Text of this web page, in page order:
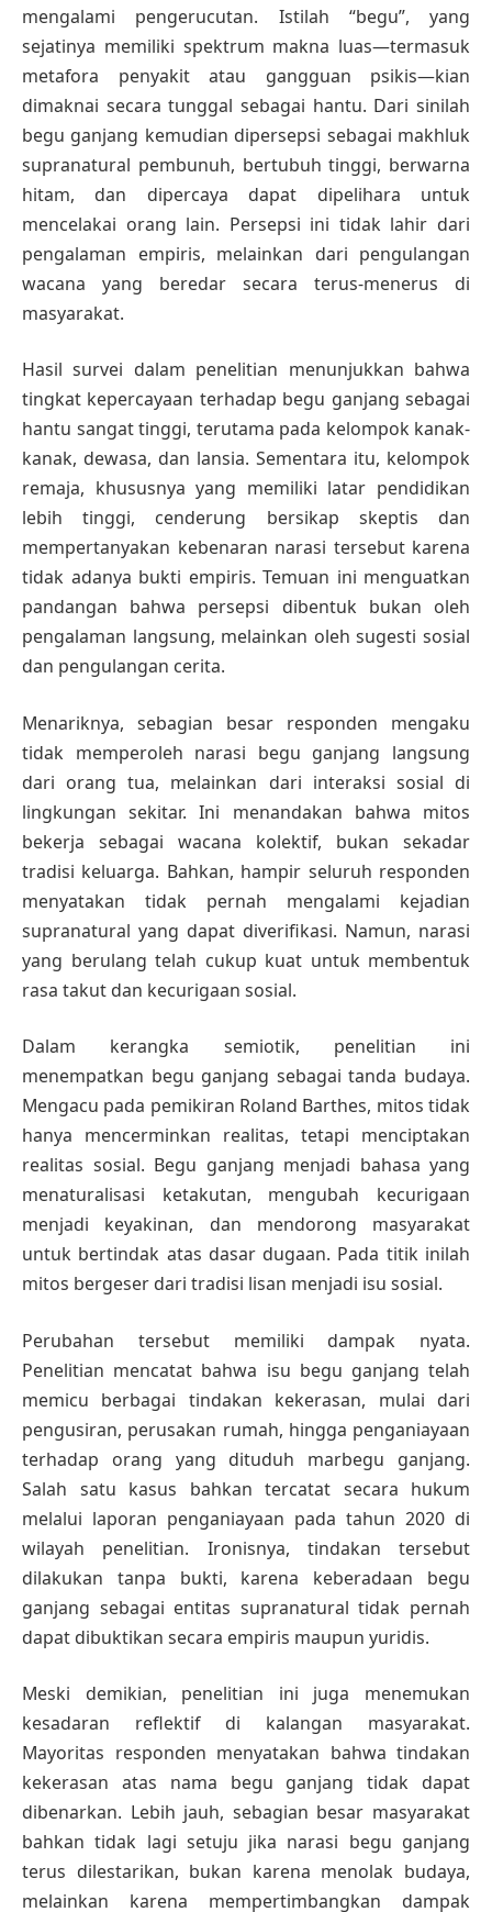
mengalami pengerucutan. Istilah “begu”, yang
sejatinya memiliki spektrum makna luas—termasuk
metafora penyakit atau gangguan psikis—kian
dimaknai secara tunggal sebagai hantu. Dari sinilah
begu ganjang kemudian dipersepsi sebagai makhluk
supranatural pembunuh, bertubuh tinggi, berwarna
hitam, dan dipercaya dapat dipelihara untuk
mencelakai orang lain. Persepsi ini tidak lahir dari
pengalaman empiris, melainkan dari pengulangan
wacana yang beredar secara terus-menerus di
masyarakat.
Hasil survei dalam penelitian menunjukkan bahwa
tingkat kepercayaan terhadap begu ganjang sebagai
hantu sangat tinggi, terutama pada kelompok kanak-
kanak, dewasa, dan lansia. Sementara itu, kelompok
remaja, khususnya yang memiliki latar pendidikan
lebih tinggi, cenderung bersikap skeptis dan
mempertanyakan kebenaran narasi tersebut karena
tidak adanya bukti empiris. Temuan ini menguatkan
pandangan bahwa persepsi dibentuk bukan oleh
pengalaman langsung, melainkan oleh sugesti sosial
dan pengulangan cerita.
Menariknya, sebagian besar responden mengaku
tidak memperoleh narasi begu ganjang langsung
dari orang tua, melainkan dari interaksi sosial di
lingkungan sekitar. Ini menandakan bahwa mitos
bekerja sebagai wacana kolektif, bukan sekadar
tradisi keluarga. Bahkan, hampir seluruh responden
menyatakan tidak pernah mengalami kejadian
supranatural yang dapat diverifikasi. Namun, narasi
yang berulang telah cukup kuat untuk membentuk
rasa takut dan kecurigaan sosial.
Dalam kerangka semiotik, penelitian ini
menempatkan begu ganjang sebagai tanda budaya.
Mengacu pada pemikiran Roland Barthes, mitos tidak
hanya mencerminkan realitas, tetapi menciptakan
realitas sosial. Begu ganjang menjadi bahasa yang
menaturalisasi ketakutan, mengubah kecurigaan
menjadi keyakinan, dan mendorong masyarakat
untuk bertindak atas dasar dugaan. Pada titik inilah
mitos bergeser dari tradisi lisan menjadi isu sosial.
Perubahan tersebut memiliki dampak nyata.
Penelitian mencatat bahwa isu begu ganjang telah
memicu berbagai tindakan kekerasan, mulai dari
pengusiran, perusakan rumah, hingga penganiayaan
terhadap orang yang dituduh marbegu ganjang.
Salah satu kasus bahkan tercatat secara hukum
melalui laporan penganiayaan pada tahun 2020 di
wilayah penelitian. Ironisnya, tindakan tersebut
dilakukan tanpa bukti, karena keberadaan begu
ganjang sebagai entitas supranatural tidak pernah
dapat dibuktikan secara empiris maupun yuridis.
Meski demikian, penelitian ini juga menemukan
kesadaran reflektif di kalangan masyarakat.
Mayoritas responden menyatakan bahwa tindakan
kekerasan atas nama begu ganjang tidak dapat
dibenarkan. Lebih jauh, sebagian besar masyarakat
bahkan tidak lagi setuju jika narasi begu ganjang
terus dilestarikan, bukan karena menolak budaya,
melainkan karena mempertimbangkan dampak